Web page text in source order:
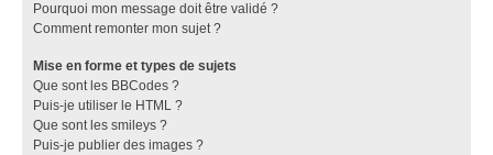
Pourquoi mon message doit être validé ?
Comment remonter mon sujet ?
Mise en forme et types de sujets
Que sont les BBCodes ?
Puis-je utiliser le HTML ?
Que sont les smileys ?
Puis-je publier des images ?